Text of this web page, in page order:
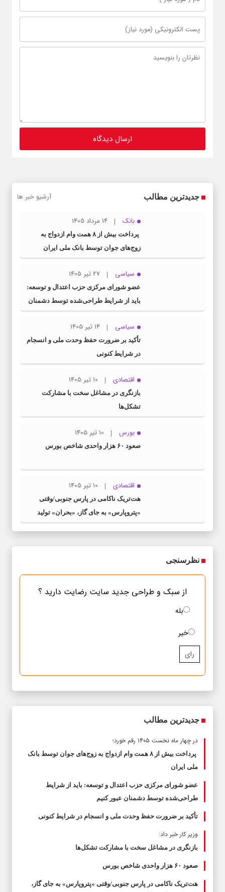
جدیدترین مطالب آرشیو خبر ها
بانک 14 مرداد 1405
پرداخت بیش از ۸ همت وام ازدواج به
زوج‌های جوان توسط بانک ملی ایران
سیاسی 27 تیر 1405
عضو شورای مرکزی حزب اعتدال و توسعه:
باید از شرایط طراحی‌شده توسط دشمنان
عبور کنیم
سیاسی 14 تیر 1405
تأکید بر ضرورت حفظ وحدت ملی و انسجام
در شرایط کنونی
اقتصادی 10 تیر 1405
بازنگری در مشاغل سخت با مشارکت
تشکل‌ها
بورس 10 تیر 1405
صعود ۶۰ هزار واحدی شاخص بورس
اقتصادی 10 تیر 1405
هت‌تریک ناکامی در پارس جنوبی/وقتی
«پتروپارس» به جای گاز، «بحران» تولید
می‌کند
نظرسنجی
از سبک و طراحی جدید سایت رضایت دارید ؟
بله
خیر
رای
جدیدترین مطالب
در چهار ماه نخست ۱۴۰۵ رقم خورد؛
پرداخت بیش از ۸ همت وام ازدواج به زوج‌های جوان توسط بانک
ملی ایران
عضو شورای مرکزی حزب اعتدال و توسعه: باید از شرایط
طراحی‌شده توسط دشمنان عبور کنیم
تأکید بر ضرورت حفظ وحدت ملی و انسجام در شرایط کنونی
وزیر کار خبر داد:
بازنگری در مشاغل سخت با مشارکت تشکل‌ها
صعود ۶۰ هزار واحدی شاخص بورس
هت‌تریک ناکامی در پارس جنوبی/وقتی «پتروپارس» به جای گاز،